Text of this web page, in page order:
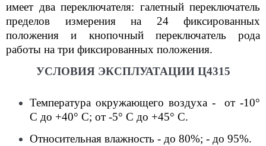
имеет два переключателя: галетный переключатель
пределов измерения на 24 фиксированных
положения и кнопочный переключатель рода
работы на три фиксированных положения.
УСЛОВИЯ ЭКСПЛУАТАЦИИ Ц4315
Температура окружающего воздуха - от -10°
С до +40° С; от -5° С до +45° С.
Относительная влажность - до 80%; - до 95%.